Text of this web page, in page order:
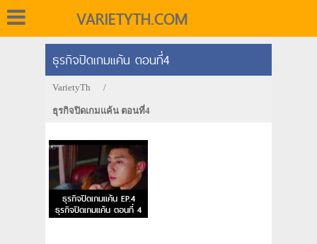
VARIETYTH.COM
ธุรกิจปิดเกมแค้น ตอนที่4
VarietyTh /
ธุรกิจปิดเกมแค้น ตอนที่4
ธุรกิจปิดเกมแค้น EP.4
ธุรกิจปิดเกมแค้น ตอนที่ 4